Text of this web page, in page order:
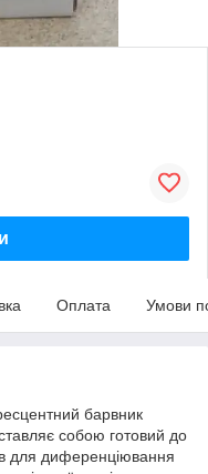
Оплата Умови
барвник
собою готовий до
для диференціювання